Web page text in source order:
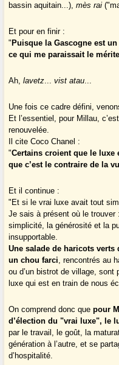
bassin aquitain...),mès rai
Et pour en finir :
" Puisque la Gascogne est
ce qui me paraissait le
Ah,lavetz...vist atau...
Une fois ce cadre défini,
Et l’essentiel, pour Millau,
renouvelée.
Il cite Coco Chanel :
"Certains croient que le luxe
que c’est le contraire de la
Et il continue :
"Et si le vrai luxe avait tout
Je sais à présent où le trouver
simplicité, la générosité et la
insupportable.
Une salade de haricots
un chou farci, rencontrés au
ou d’un bistrot de village, sont
luxe qui est en train de nous
On comprend donc quepour
d’élection du "vrai luxe", le
par le travail, le goût, la
génération à l’autre, et se
d’hospitalité.